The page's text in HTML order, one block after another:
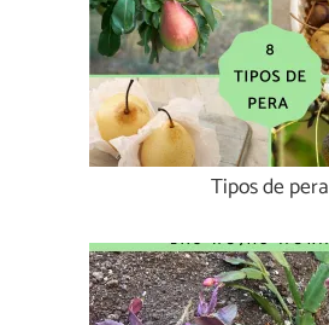
Tipos de pera